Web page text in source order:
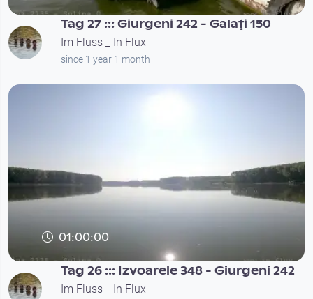
Tag 27 ::: Giurgeni 242 - Galaţi 150
Im Fluss _ In Flux
since 1 year 1 month
01:00:00
Tag 26 ::: Izvoarele 348 - Giurgeni 242
Im Fluss _ In Flux